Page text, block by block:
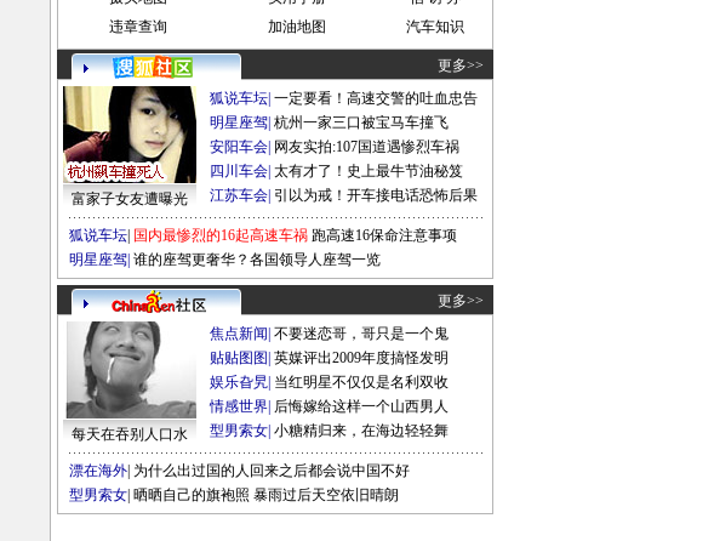
违章查询
加油地图 汽车知识
更多>>
富家子女友遭曝光
狐说车坛 一定要看！高速交警的吐血忠告
明星座驾 杭州一家三口被宝马车撞飞
安阳车会 网友实拍:107国道遇惨烈车祸
四川车会 太有才了！史上最牛节油秘笈
江苏车会 引以为戒！开车接电话恐怖后果
狐说车坛 国内最惨烈的16起高速车祸 跑高速16保命注意事项
明星座驾 谁的座驾更奢华？各国领导人座驾一览
更多>>
每天在吞别人口水
焦点新闻 不要迷恋哥，哥只是一个鬼
贴贴图图 英媒评出2009年度搞怪发明
娱乐旮旯 当红明星不仅仅是名利双收
情感世界 后悔嫁给这样一个山西男人
型男索女 小糖精归来，在海边轻轻舞
漂在海外 为什么出过国的人回来之后都会说中国不好
型男索女 晒晒自己的旗袍照 暴雨过后天空依旧晴朗